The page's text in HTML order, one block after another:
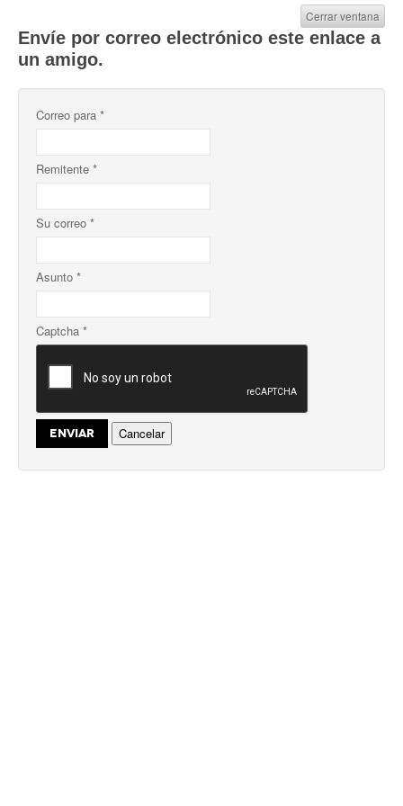
Envíe por correo electrónico este enlace a
un amigo.
Cerrar ventana
Correo para *
Remitente *
Su correo *
Asunto *
Captcha *
ENVIAR Cancelar